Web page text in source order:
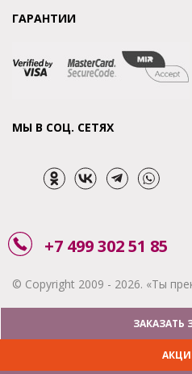
ГАРАНТИИ
МЫ В СОЦ. СЕТЯХ
+7 499 302 51 85
© Copyright 2009 - 2026. «Ты
ЗАКАЗАТЬ